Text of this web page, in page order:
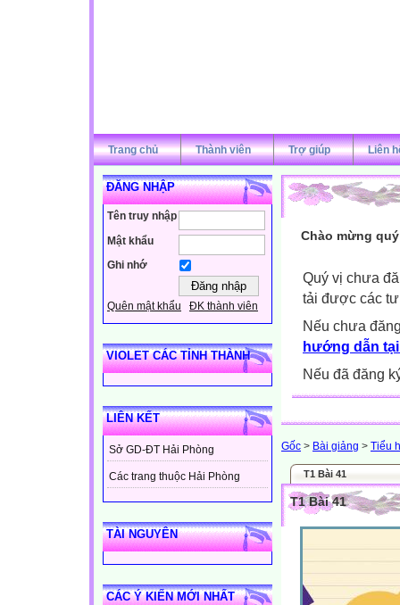
Trang chủ Thành viên Trợ giúp Liên
ĐĂNG NHẬP
Tên truy nhập
Mật khẩu
Ghi nhớ
Quên mật khẩu ĐK thành viên
VIOLET CÁC TỈNH THÀNH
LIÊN KẾT
Sở GD-ĐT Hải Phòng
Các trang thuộc Hải Phòng
TÀI NGUYÊN
CÁC Ý KIẾN MỚI NHẤT
Chào mừng
Quý vị chưa
tải được các
Nếu chưa
hướng dẫn
Nếu đã đăng
Gốc > Bài giảng > Tiểu
T1 Bài 41
T1 Bài 41